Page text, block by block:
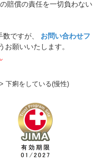
賠償の責任を一切負わない
ですが、 お問い合わせフ
願いいたします。
> 下痢をしている(慢性)